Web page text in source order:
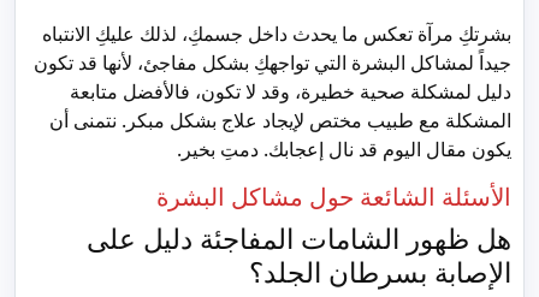
بشرتكِ مرآة تعكس ما يحدث داخل جسمكِ، لذلك عليكِ الانتباه
جيداً لمشاكل البشرة التي تواجهكِ بشكل مفاجئ، لأنها قد تكون
دليل لمشكلة صحية خطيرة، وقد لا تكون، فالأفضل متابعة
المشكلة مع طبيب مختص لإيجاد علاج بشكل مبكر. نتمنى أن
يكون مقال اليوم قد نال إعجابك. دمتِ بخير.
الأسئلة الشائعة حول مشاكل البشرة
هل ظهور الشامات المفاجئة دليل على
الإصابة بسرطان الجلد؟